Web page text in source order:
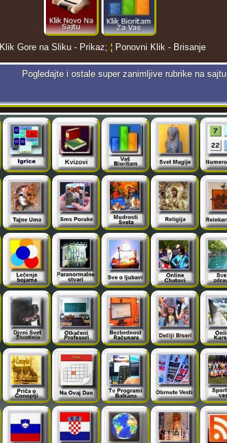
Klik Gore na Sliku - Prikaz; ¦ Ponovni Klik - Brisanje
Pogledajte i ostale super zanimljive rubrike na sajtu